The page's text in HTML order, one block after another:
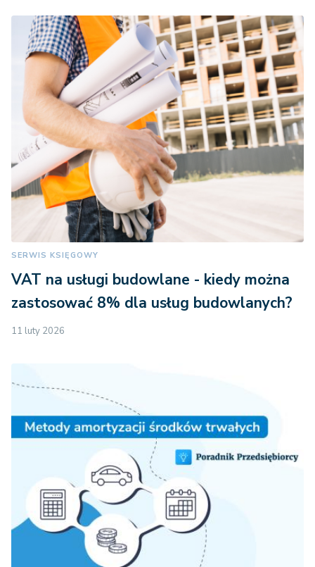
SERWIS KSIĘGOWY
VAT na usługi budowlane - kiedy można
zastosować 8% dla usług budowlanych?
11 luty 2026